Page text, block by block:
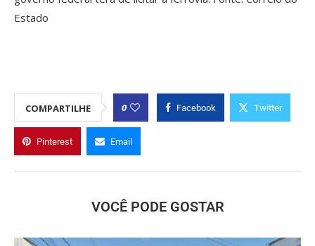
Estado
COMPARTILHE 0 Facebook Twitter
Pinterest Email
VOCÊ PODE GOSTAR